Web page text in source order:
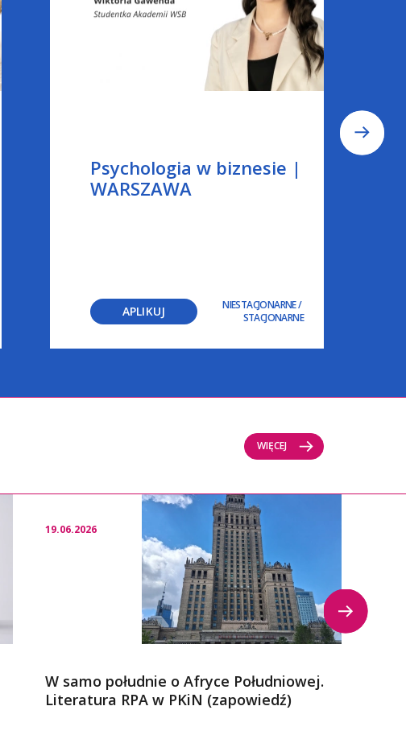
Psychologia w biznesie |
WARSZAWA
APLIKUJ NIESTACJONARNE/
STACJONARNE
WIĘCEJ
19.06.2026
W samo południe o Afryce Południowej.
Literatura RPA w PKiN (zapowiedź)